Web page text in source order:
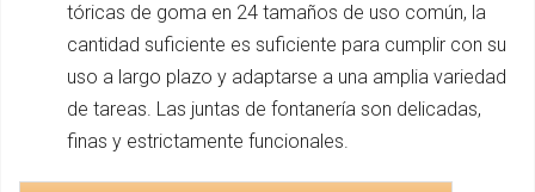
tóricas de goma en 24 tamaños de uso común, la
cantidad suficiente es suficiente para cumplir con su
uso a largo plazo y adaptarse a una amplia variedad
de tareas. Las juntas de fontanería son delicadas,
finas y estrictamente funcionales.